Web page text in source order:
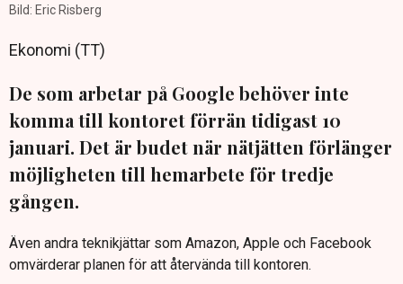
Bild: Eric Risberg
Ekonomi (TT)
De som arbetar på Google behöver inte
komma till kontoret förrän tidigast 10
januari. Det är budet när nätjätten förlänger
möjligheten till hemarbete för tredje
gången.
Även andra teknikjättar som Amazon, Apple och Facebook
omvärderar planen för att återvända till kontoren.